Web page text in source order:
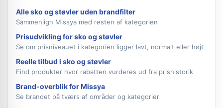
Alle sko og støvler uden brandfilter
Sammenlign Missya med resten af kategorien
Prisudvikling for sko og støvler
Se om prisniveauet i kategorien ligger lavt, normalt eller højt
Reelle tilbud i sko og støvler
Find produkter hvor rabatten vurderes ud fra prishistorik
Brand-overblik for Missya
Se brandet på tværs af områder og kategorier